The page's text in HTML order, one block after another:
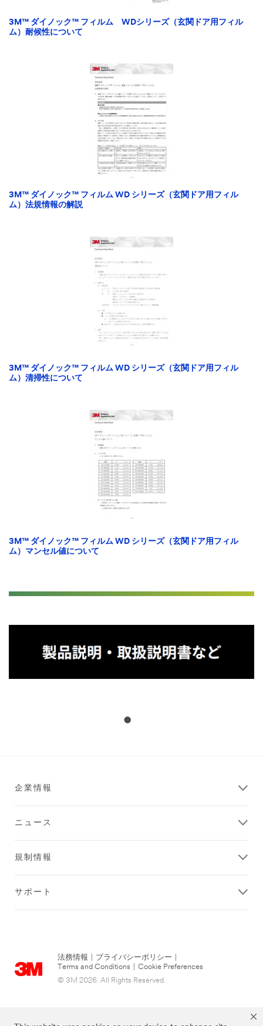
3M™ ダイノック™ フィルム WDシリーズ（玄関ドア用フィル
ム）耐候性について
3M™ ダイノック™ フィルム WD シリーズ（玄関ドア用フィル
ム）法規情報の解説
3M™ ダイノック™ フィルム WD シリーズ（玄関ドア用フィル
ム）清掃性について
3M™ ダイノック™ フィルム WD シリーズ（玄関ドア用フィル
ム）マンセル値について
企業情報
ニュース
規制情報
サポート
法務情報 プライバシーポリシー
Terms and Conditions
Cookie Preferences
© 3M 2026. All Rights Reserved.